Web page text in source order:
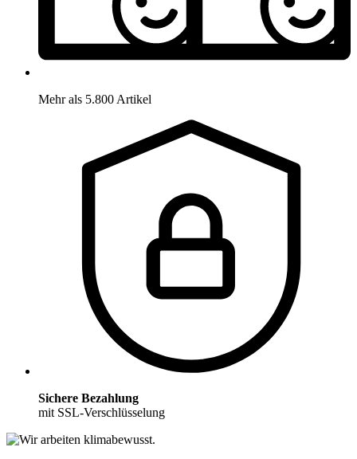
Mehr als 5.800 Artikel
Sichere Bezahlung
mit SSL-Verschlüsselung